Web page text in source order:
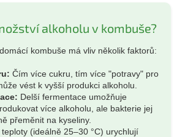
alkoholu v kombuše?
kombuše má vliv několik faktorů:
Čím více cukru, tím více "potravy" pro
vést k vyšší produkci alkoholu.
Delší fermentace umožňuje
více alkoholu, ale bakterie jej
přeměnit na kyseliny.
teploty (ideálně 25–30 °C) urychlují